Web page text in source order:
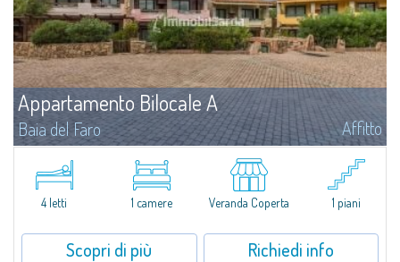
Appartamento Bilocale A
Baia del Faro Affitto
Novità 2026: Aria Condizionata e Piani a Induzione.A soli 500 mt. dal centro
abitato di Palau e a meno di 350 mt. dal mare, il complesso residenziale di
Baia del Faro si compone di 18 unità in affitto, alcune delle...
4 letti 1 camere Veranda Coperta 1 piani
Scopri di più Richiedi info